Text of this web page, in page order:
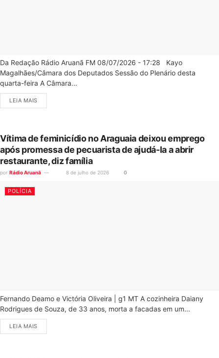
Da Redação Rádio Aruanã FM 08/07/2026 - 17:28 Kayo
Magalhães/Câmara dos Deputados Sessão do Plenário desta
quarta-feira A Câmara...
LEIA MAIS
Vítima de feminicídio no Araguaia deixou emprego
após promessa de pecuarista de ajudá-la a abrir
restaurante, diz família
por Rádio Aruanã 8 de julho de 2026 0
POLÍCIA
Fernando Deamo e Victória Oliveira | g1 MT A cozinheira Daiany
Rodrigues de Souza, de 33 anos, morta a facadas em um...
LEIA MAIS